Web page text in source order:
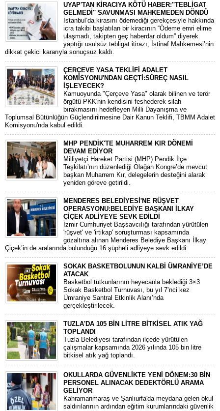
UYAP'TAN KİRACIYA KÖTÜ HABER:''TEBLİGAT
GELMEDİ'' SAVUNMASI MAHKEMEDEN DÖNDÜ
​İstanbul’da kirasını ödemediği gerekçesiyle hakkında
icra takibi başlatılan bir kiracının “Ödeme emri elime
ulaşmadı, takipten geç haberdar oldum” diyerek
yaptığı usulsüz tebligat itirazı, İstinaf Mahkemesi’nin
dikkat çekici kararıyla sonuçsuz kaldı.
ÇERÇEVE YASA TEKLİFİ ADALET
KOMİSYONU'NDAN GEÇTİ:SÜREÇ NASIL
İŞLEYECEK?
​Kamuoyunda "Çerçeve Yasa" olarak bilinen ve terör
örgütü PKK'nin kendisini feshederek silah
bırakmasını hedefleyen Milli Dayanışma ve
Toplumsal Bütünlüğün Güçlendirilmesine Dair Kanun Teklifi, TBMM Adalet
Komisyonu'nda kabul edildi.
MHP PENDİK'TE MUHARREM KIR DÖNEMİ
DEVAM EDİYOR
​Milliyetçi Hareket Partisi (MHP) Pendik İlçe
Teşkilatı’nın düzenlediği Olağan Kongre’de mevcut
başkan Muharrem Kır, delegelerin desteğini alarak
yeniden göreve getirildi.
MENDERES BELEDİYESİ'NE RÜŞVET
OPERASYONU:BELEDİYE BAŞKANI İLKAY
ÇİÇEK ADLİYEYE SEVK EDİLDİ
​İzmir Cumhuriyet Başsavcılığı tarafından yürütülen
'rüşvet' ve 'irtikap' soruşturması kapsamında
gözaltına alınan Menderes Belediye Başkanı İlkay
Çiçek’in de aralarında bulunduğu 16 şüpheli adliyeye sevk edildi.
SOKAK BASKETBOLUNUN KALBİ ÜMRANİYE’DE
ATACAK
Basketbol tutkunlarının heyecanla beklediği 3×3
Sokak Basketbol Turnuvası, bu yıl 7’nci kez
Ümraniye Santral Etkinlik Alanı’nda
gerçekleştirilecek.
TUZLA'DA 105 BİN LİTRE BİTKİSEL ATIK YAĞ
TOPLANDI
Tuzla Belediyesi tarafından ilçede yürütülen
çalışmalar kapsamında 2026 yılında 105 bin litre
bitkisel atık yağ toplandı.
OKULLARDA GÜVENLİKTE YENİ DÖNEM:30 BİN
PERSONEL ALINACAK DEDEKTÖRLÜ ARAMA
GELİYOR
​Kahramanmaraş ve Şanlıurfa'da meydana gelen okul
saldırılarının ardından eğitim kurumlarındaki güvenlik